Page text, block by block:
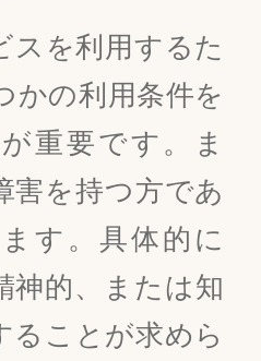
スを利用するた
かの利用条件を
重要です。ま
害を持つ方であ
す。具体的に
神的、または知
ることが求めら